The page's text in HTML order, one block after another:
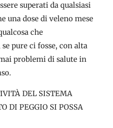
superati da qualsiasi
una dose di veleno mese
che
pure ci fosse, con alta
problemi di salute in
DEL SISTEMA
DI PEGGIO SI POSSA